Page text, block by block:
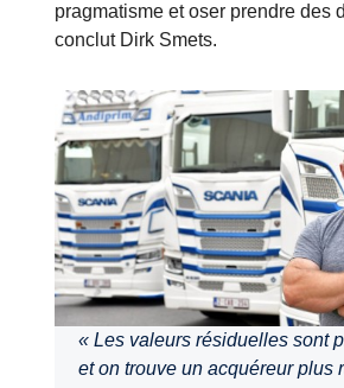
pragmatisme et oser prendre des
conclut Dirk Smets.
« Les valeurs résiduelles sont
et on trouve un acquéreur plus